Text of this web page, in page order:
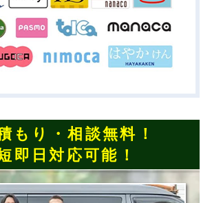
もり・相談無料！
即日対応可能！